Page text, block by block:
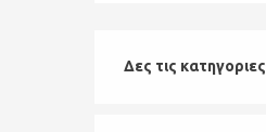
Δες τις κατηγοριες